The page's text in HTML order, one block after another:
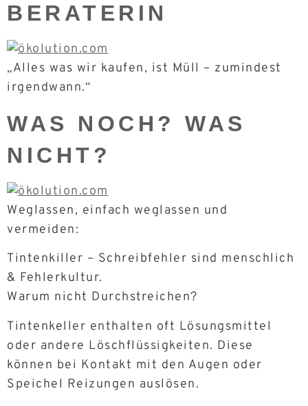
BERATERIN
„Alles was wir kaufen, ist Müll – zumindest
irgendwann.“
WAS NOCH? WAS
NICHT?
Weglassen, einfach weglassen und
vermeiden:
Tintenkiller – Schreibfehler sind menschlich
& Fehlerkultur.
Warum nicht Durchstreichen?
Tintenkeller enthalten oft Lösungsmittel
oder andere Löschflüssigkeiten. Diese
können bei Kontakt mit den Augen oder
Speichel Reizungen auslösen.